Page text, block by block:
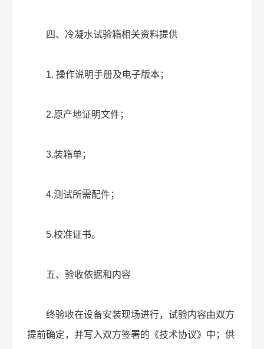
四、冷凝水试验箱相关资料提供
1. 操作说明手册及电子版本；
2.原产地证明文件；
3.装箱单；
4.测试所需配件；
5.校准证书。
五、验收依据和内容
终验收在设备安装现场进行，试验内容由双方
提前确定，并写入双方签署的《技术协议》中；供